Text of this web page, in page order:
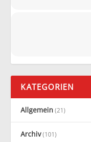
KATEGORIEN
Allgemein (21)
Archiv(101)